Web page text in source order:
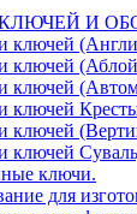
И
ключей
ключей
ключей
ключей
ключей
ключей
ключи.
для